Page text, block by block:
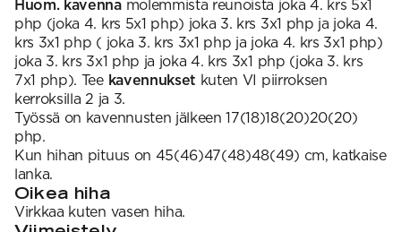
Huom. kavennamolemmista reunoista joka 4. krs 5x1
php (joka 4. krs 5x1 php) joka 3. krs 3x1 php ja joka 4.
krs 3x1 php ( joka 3. krs 3x1 php ja joka 4. krs 3x1 php)
joka 3. krs 3x1 php ja joka 4. krs 3x1 php (joka 3. krs
7x1 php). Tee kavennukset kuten VI piirroksen
kerroksilla 2 ja 3.
Työssä on kavennusten jälkeen 17(18)18(20)20(20)
php.
Kun hihan pituus on 45(46)47(48)48(49) cm, katkaise
lanka.
Oikea hiha
Virkkaa kuten vasen hiha.